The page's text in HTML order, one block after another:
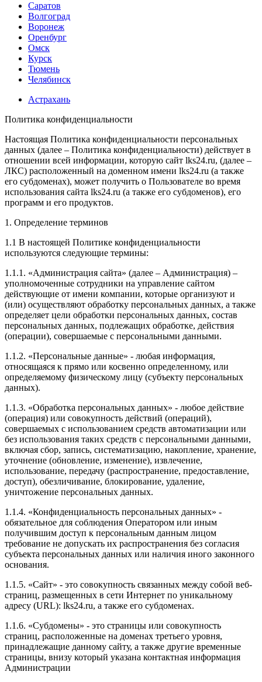
Саратов
Волгоград
Воронеж
Оренбург
Омск
Курск
Тюмень
Челябинск
Астрахань
Политика конфиденциальности
Настоящая Политика конфиденциальности персональных
данных (далее – Политика конфиденциальности) действует в
отношении всей информации, которую сайт lks24.ru, (далее –
ЛКС) расположенный на доменном имени lks24.ru (а также
его субдоменах), может получить о Пользователе во время
использования сайта lks24.ru (а также его субдоменов), его
программ и его продуктов.
1. Определение терминов
1.1 В настоящей Политике конфиденциальности
используются следующие термины:
1.1.1. «Администрация сайта» (далее – Администрация) –
уполномоченные сотрудники на управление сайтом
действующие от имени компании, которые организуют и
(или) осуществляют обработку персональных данных, а также
определяет цели обработки персональных данных, состав
персональных данных, подлежащих обработке, действия
(операции), совершаемые с персональными данными.
1.1.2. «Персональные данные» - любая информация,
относящаяся к прямо или косвенно определенному, или
определяемому физическому лицу (субъекту персональных
данных).
1.1.3. «Обработка персональных данных» - любое действие
(операция) или совокупность действий (операций),
совершаемых с использованием средств автоматизации или
без использования таких средств с персональными данными,
включая сбор, запись, систематизацию, накопление, хранение,
уточнение (обновление, изменение), извлечение,
использование, передачу (распространение, предоставление,
доступ), обезличивание, блокирование, удаление,
уничтожение персональных данных.
1.1.4. «Конфиденциальность персональных данных» -
обязательное для соблюдения Оператором или иным
получившим доступ к персональным данным лицом
требование не допускать их распространения без согласия
субъекта персональных данных или наличия иного законного
основания.
1.1.5. «Сайт» - это совокупность связанных между собой веб-
страниц, размещенных в сети Интернет по уникальному
адресу (URL): lks24.ru, а также его субдоменах.
1.1.6. «Субдомены» - это страницы или совокупность
страниц, расположенные на доменах третьего уровня,
принадлежащие данному сайту, а также другие временные
страницы, внизу который указана контактная информация
Администрации